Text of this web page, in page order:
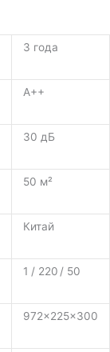
3 года
A++
30 дБ
50 м²
Китай
1 / 220 / 50
972×225×300